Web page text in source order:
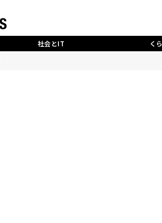
社会とIT く